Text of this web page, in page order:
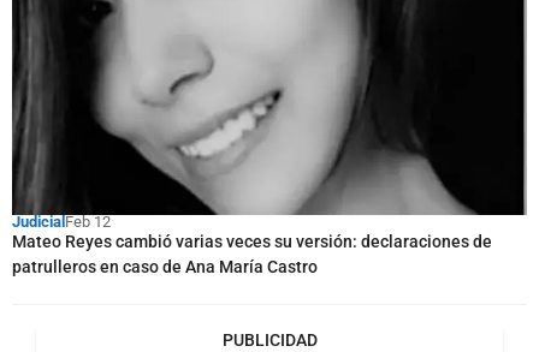
JudicialFeb 12
Mateo Reyes cambió varias veces su versión: declaraciones de
patrulleros en caso de Ana María Castro
PUBLICIDAD